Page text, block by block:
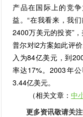
产品在国际上的竞
益。“在我看来，我
2400万美元的投资”
普尔对i2方案如此评
入为84亿美元，到
率达17%。2003年
3.44亿美元。
（相关文章：中
更多资讯敬请关